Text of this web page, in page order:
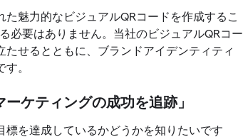
魅力的なビジュアルQRコードを作成するこ
必要はありません。当社のビジュアルQRコー
たせるとともに、ブランドアイデンティティ
。
ーケティングの成功を追跡」
標を達成しているかどうかを知りたいです